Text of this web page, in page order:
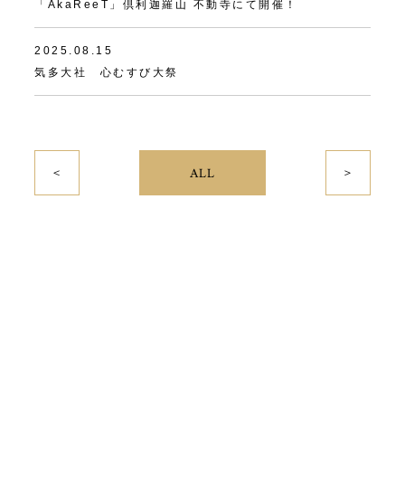
「AkaReeT」倶利迦羅山 不動寺にて開催！
2025.08.15
気多大社 心むすび大祭
＜ ALL ＞